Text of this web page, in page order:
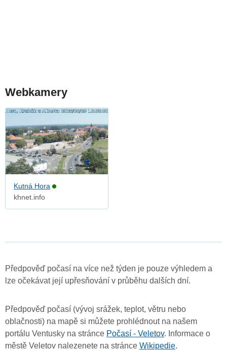
Webkamery
Kutná Hora
khnet.info
Předpověď počasí na více než týden je pouze výhledem a
lze očekávat její upřesňování v průběhu dalších dní.
Předpověď počasí (vývoj srážek, teplot, větru nebo
oblačnosti) na mapě si můžete prohlédnout na našem
portálu Ventusky na stránce Počasí - Veletov. Informace o
městě Veletov nalezenete na stránce Wikipedie.